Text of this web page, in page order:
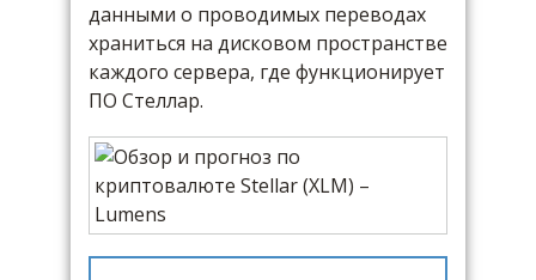
данными о проводимых переводах
храниться на дисковом пространстве
каждого сервера, где функционирует
ПО Стеллар.